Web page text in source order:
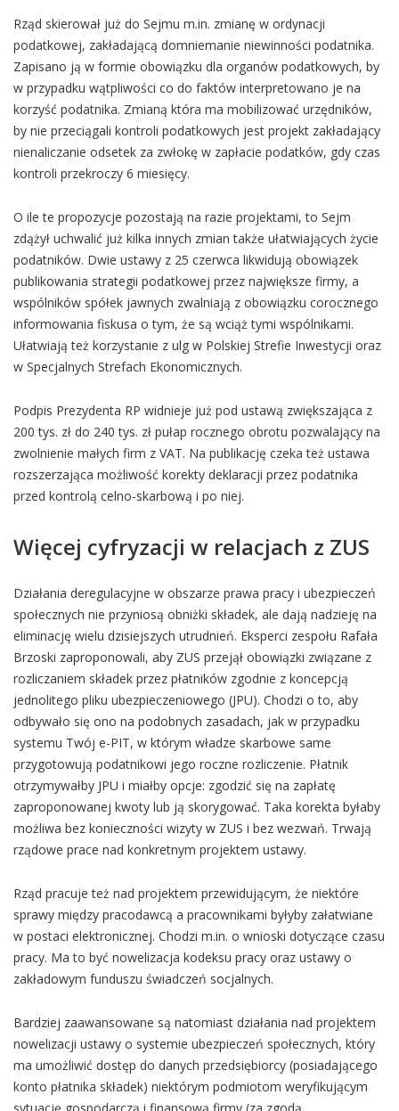
Rząd skierował już do Sejmu m.in. zmianę w ordynacji
podatkowej, zakładającą domniemanie niewinności podatnika.
Zapisano ją w formie obowiązku dla organów podatkowych, by
w przypadku wątpliwości co do faktów interpretowano je na
korzyść podatnika. Zmianą która ma mobilizować urzędników,
by nie przeciągali kontroli podatkowych jest projekt zakładający
nienaliczanie odsetek za zwłokę w zapłacie podatków, gdy czas
kontroli przekroczy 6 miesięcy.
O ile te propozycje pozostają na razie projektami, to Sejm
zdążył uchwalić już kilka innych zmian także ułatwiających życie
podatników. Dwie ustawy z 25 czerwca likwidują obowiązek
publikowania strategii podatkowej przez największe firmy, a
wspólników spółek jawnych zwalniają z obowiązku corocznego
informowania fiskusa o tym, że są wciąż tymi wspólnikami.
Ułatwiają też korzystanie z ulg w Polskiej Strefie Inwestycji oraz
w Specjalnych Strefach Ekonomicznych.
Podpis Prezydenta RP widnieje już pod ustawą zwiększająca z
200 tys. zł do 240 tys. zł pułap rocznego obrotu pozwalający na
zwolnienie małych firm z VAT. Na publikację czeka też ustawa
rozszerzająca możliwość korekty deklaracji przez podatnika
przed kontrolą celno-skarbową i po niej.
Więcej cyfryzacji w relacjach z ZUS
Działania deregulacyjne w obszarze prawa pracy i ubezpieczeń
społecznych nie przyniosą obniżki składek, ale dają nadzieję na
eliminację wielu dzisiejszych utrudnień. Eksperci zespołu Rafała
Brzoski zaproponowali, aby ZUS przejął obowiązki związane z
rozliczaniem składek przez płatników zgodnie z koncepcją
jednolitego pliku ubezpieczeniowego (JPU). Chodzi o to, aby
odbywało się ono na podobnych zasadach, jak w przypadku
systemu Twój e-PIT, w którym władze skarbowe same
przygotowują podatnikowi jego roczne rozliczenie. Płatnik
otrzymywałby JPU i miałby opcje: zgodzić się na zapłatę
zaproponowanej kwoty lub ją skorygować. Taka korekta byłaby
możliwa bez konieczności wizyty w ZUS i bez wezwań. Trwają
rządowe prace nad konkretnym projektem ustawy.
Rząd pracuje też nad projektem przewidującym, że niektóre
sprawy między pracodawcą a pracownikami byłyby załatwiane
w postaci elektronicznej. Chodzi m.in. o wnioski dotyczące czasu
pracy. Ma to być nowelizacja kodeksu pracy oraz ustawy o
zakładowym funduszu świadczeń socjalnych.
Bardziej zaawansowane są natomiast działania nad projektem
nowelizacji ustawy o systemie ubezpieczeń społecznych, który
ma umożliwić dostęp do danych przedsiębiorcy (posiadającego
konto płatnika składek) niektórym podmiotom weryfikującym
sytuację gospodarczą i finansową firmy (za zgodą